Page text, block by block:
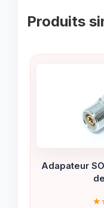
Produits
Adapateur